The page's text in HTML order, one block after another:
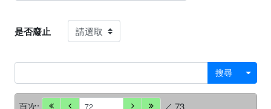
是否廢止
搜尋
頁次:
／ 73